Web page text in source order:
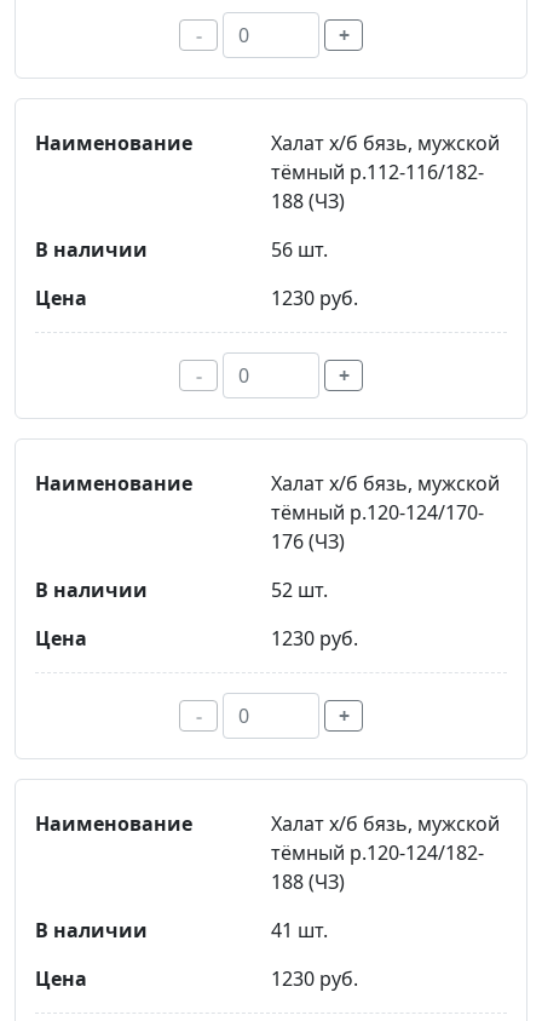
- +
Халат х/б бязь, мужской
тёмный р.112-116/182-
188 (ЧЗ)
56 шт.
1230 руб.
- +
Халат х/б бязь, мужской
тёмный р.120-124/170-
176 (ЧЗ)
52 шт.
1230 руб.
- +
Халат х/б бязь, мужской
тёмный р.120-124/182-
188 (ЧЗ)
41 шт.
1230 руб.